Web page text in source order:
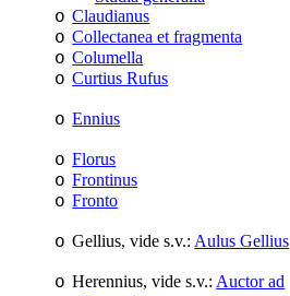
o Claudianus
o Collectanea et fragmenta
o Columella
o Curtius Rufus
o Ennius
o Florus
o Frontinus
o Fronto
o Gellius, vide s.v.: Aulus Gellius
o Herennius, vide s.v.: Auctor ad